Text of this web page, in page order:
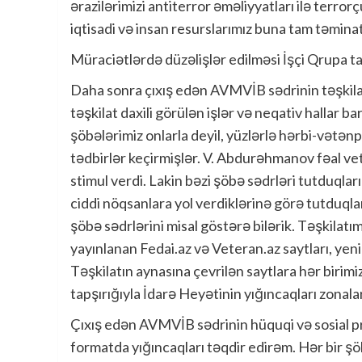
ərazilərimizi antiterror əməliyyatları ilə
iqtisadi və insan resurslarımız buna tam
Müraciətlərdə düzəlişlər edilməsi İşçi Qrupa
Daha sonra çıxış edən AVMVİB sədrinin
təşkilat daxili görülən işlər və neqativ hallar
şöbələrimiz onlarla deyil, yüzlərlə hərbi-
tədbirlər keçirmişlər. V. Abdurəhmanov fəal
stimul verdi. Lakin bəzi şöbə sədrləri
ciddi nöqsanlara yol verdiklərinə görə
şöbə sədrlərini misal göstərə bilərik.
yayınlanan Fedai.az və Veteran.az saytları,
Təşkilatın aynasına çevrilən saytlara hər
tapşırığıyla İdarə Heyətinin yığıncaqları
Çıxış edən AVMVİB sədrinin hüquqi və
formatda yığıncaqları təqdir edirəm. Hər bir